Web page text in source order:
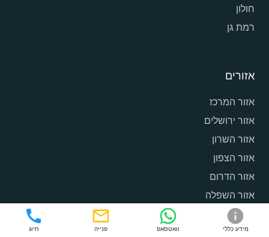
חולון
רמת גן
אזורים
אזור המרכז
אזור ירושלים
אזור השרון
אזור הצפון
אזור הדרום
אזור השפלה
מידע כללי וואטסאפ פנייה חיוג